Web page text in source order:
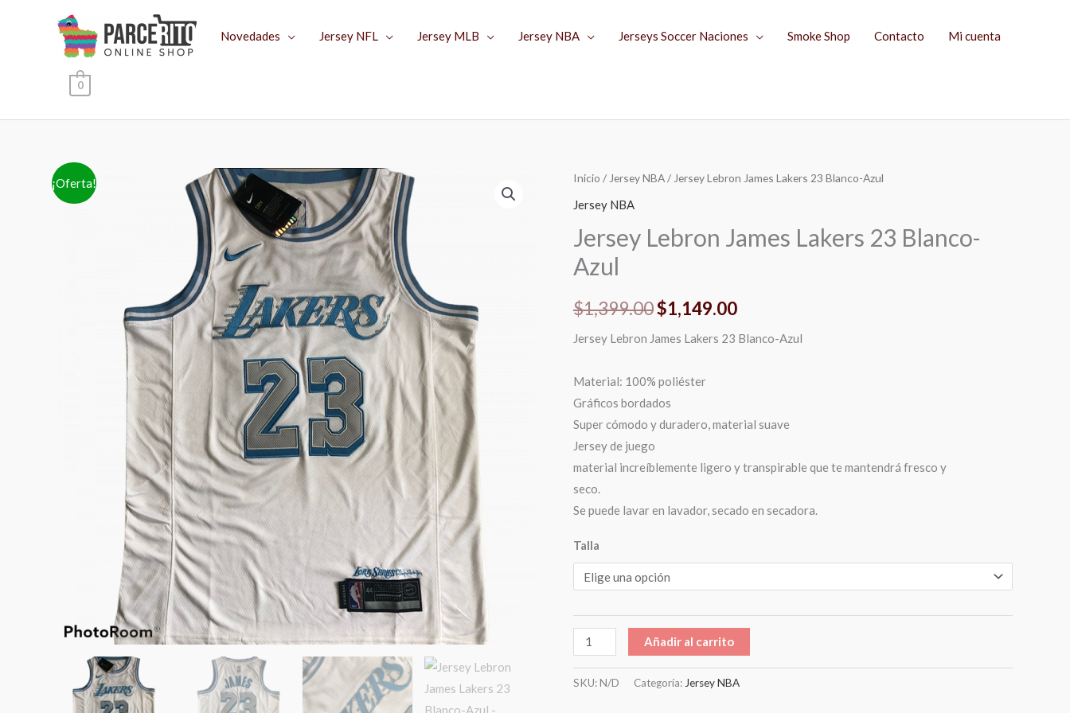
Novedades Jersey NFL Jersey MLB Jersey NBA Jerseys Soccer Naciones Smoke Shop Contacto Mi cuenta
0
¡Oferta! Inicio / Jersey NBA/ Jersey Lebron James Lakers 23 Blanco-Azul
Jersey NBA
Jersey Lebron James Lakers 23 Blanco-
Azul
$1,399.00
El
original
$1,399.00.
$1,149.00
El
actual
$1,149.00.
Jersey Lebron James Lakers 23 Blanco-Azul
Material: 100% poliéster
Gráficos bordados
Super cómodo y duradero, material suave
Jersey de juego
material increíblemente ligero y transpirable que te mantendrá fresco y
seco.
Se puede lavar en lavador, secado en secadora.
Talla
Jersey
Lebron
Lakers
23
Azul
Añadir al carrito
SKU:N/D Categoría:Jersey NBA